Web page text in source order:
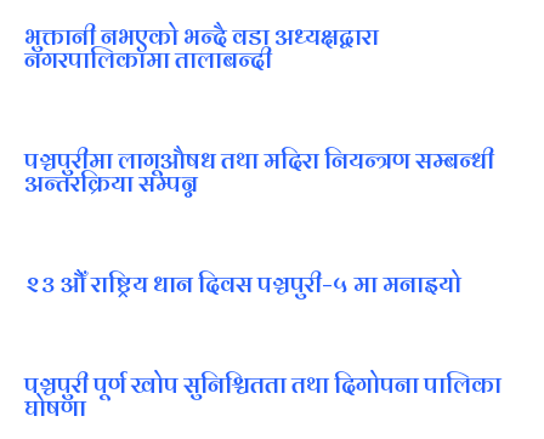
भुक्तानी नभएको भन्दै वडा अध्यक्षद्वारा
नगरपालिकामा तालाबन्दी
पञ्चपुरीमा लागूऔषध तथा मदिरा नियन्त्रण सम्बन्धी
अन्तरक्रिया सम्पन्न
२३ औँ राष्ट्रिय धान दिवस पञ्चपुरी–५ मा मनाइयाे
पञ्चपुरी पूर्ण खोप सुनिश्चितता तथा दिगोपना पालिका
घोषणा